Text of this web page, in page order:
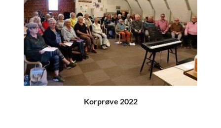
Korprøve 2022